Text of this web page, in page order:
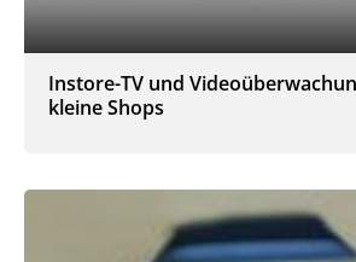
Instore-TV und
kleine Shops